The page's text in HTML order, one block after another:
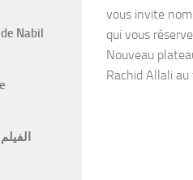
vous invite
qui vous
Nouveau
Rachid Allali au
Nabil